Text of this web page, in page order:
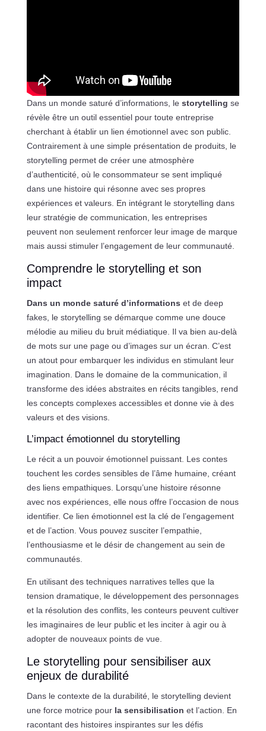
Dans un monde saturé d’informations, le storytelling se
révèle être un outil essentiel pour toute entreprise
cherchant à établir un lien émotionnel avec son public.
Contrairement à une simple présentation de produits, le
storytelling permet de créer une atmosphère
d’authenticité, où le consommateur se sent impliqué
dans une histoire qui résonne avec ses propres
expériences et valeurs. En intégrant le storytelling dans
leur stratégie de communication, les entreprises
peuvent non seulement renforcer leur image de marque
mais aussi stimuler l’engagement de leur communauté.
Comprendre le storytelling et son
impact
Dans un monde saturé d’informations et de deep
fakes, le storytelling se démarque comme une douce
mélodie au milieu du bruit médiatique. Il va bien au-delà
de mots sur une page ou d’images sur un écran. C’est
un atout pour embarquer les individus en stimulant leur
imagination. Dans le domaine de la communication, il
transforme des idées abstraites en récits tangibles, rend
les concepts complexes accessibles et donne vie à des
valeurs et des visions.
L’impact émotionnel du storytelling
Le récit a un pouvoir émotionnel puissant. Les contes
touchent les cordes sensibles de l’âme humaine, créant
des liens empathiques. Lorsqu’une histoire résonne
avec nos expériences, elle nous offre l’occasion de nous
identifier. Ce lien émotionnel est la clé de l’engagement
et de l’action. Vous pouvez susciter l’empathie,
l’enthousiasme et le désir de changement au sein de
communautés.
En utilisant des techniques narratives telles que la
tension dramatique, le développement des personnages
et la résolution des conflits, les conteurs peuvent cultiver
les imaginaires de leur public et les inciter à agir ou à
adopter de nouveaux points de vue.
Le storytelling pour sensibiliser aux
enjeux de durabilité
Dans le contexte de la durabilité, le storytelling devient
une force motrice pour la sensibilisation et l’action. En
racontant des histoires inspirantes sur les défis